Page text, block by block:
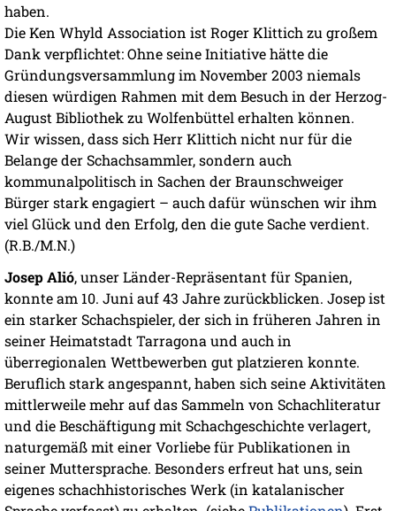
haben.
Die Ken Whyld Association ist Roger Klittich zu großem
Dank verpflichtet: Ohne seine Initiative hätte die
Gründungsversammlung im November 2003 niemals
diesen würdigen Rahmen mit dem Besuch in der Herzog-
August Bibliothek zu Wolfenbüttel erhalten können.
Wir wissen, dass sich Herr Klittich nicht nur für die
Belange der Schachsammler, sondern auch
kommunalpolitisch in Sachen der Braunschweiger
Bürger stark engagiert – auch dafür wünschen wir ihm
viel Glück und den Erfolg, den die gute Sache verdient.
(R.B./M.N.)
Josep Alió, unser Länder-Repräsentant für Spanien,
konnte am 10. Juni auf 43 Jahre zurückblicken. Josep ist
ein starker Schachspieler, der sich in früheren Jahren in
seiner Heimatstadt Tarragona und auch in
überregionalen Wettbewerben gut platzieren konnte.
Beruflich stark angespannt, haben sich seine Aktivitäten
mittlerweile mehr auf das Sammeln von Schachliteratur
und die Beschäftigung mit Schachgeschichte verlagert,
naturgemäß mit einer Vorliebe für Publikationen in
seiner Muttersprache. Besonders erfreut hat uns, sein
eigenes schachhistorisches Werk (in katalanischer